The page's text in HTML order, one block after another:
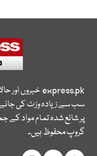
express.pkخبروں اور
سب سے زیادہ وزٹ کی
پر شائع شدہ تمام مواد
گروپ محفوظ ہیں۔